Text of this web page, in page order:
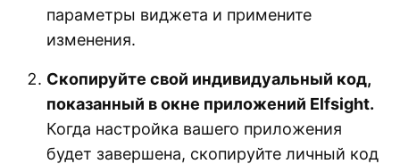
параметры виджета и примените
изменения.
Скопируйте свой индивидуальный код,
показанный в окне приложений Elfsight.
Когда настройка вашего приложения
будет завершена, скопируйте личный код